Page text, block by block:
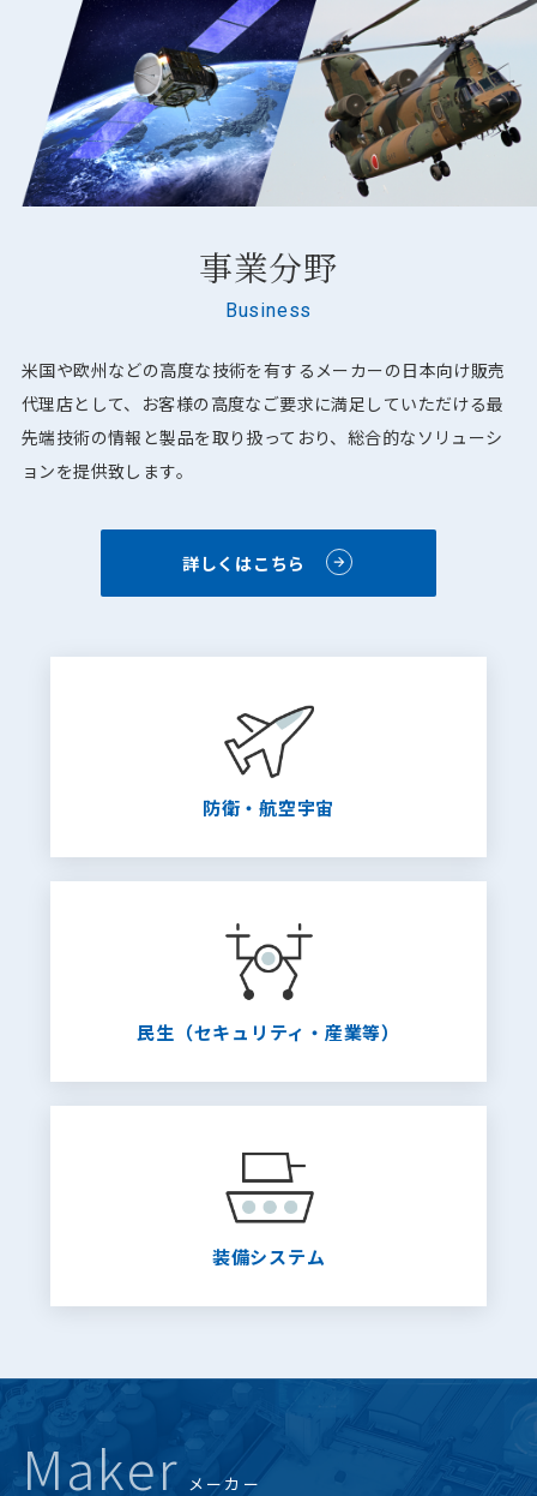
事業分野
Business
米国や欧州などの高度な技術を有するメーカーの日本向け販売
代理店として、お客様の高度なご要求に満足していただける最
先端技術の情報と製品を取り扱っており、総合的なソリューシ
ョンを提供致します。
詳しくはこちら
防衛・航空宇宙
民生（セキュリティ・産業等）
装備システム
Maker メーカー